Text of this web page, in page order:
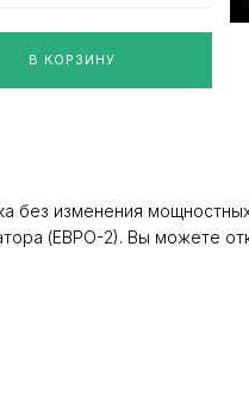
В КОРЗИНУ
без изменения
(ЕВРО-2). Вы можете